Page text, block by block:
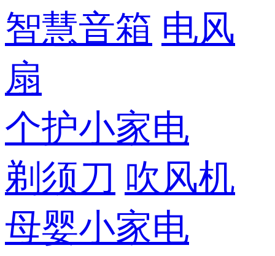
智慧音箱 电风
扇
个护小家电
剃须刀 吹风机
母婴小家电